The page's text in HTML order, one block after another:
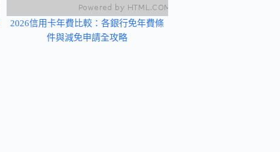
2026信用卡年費比較：各銀行免年費條
件與減免申請全攻略